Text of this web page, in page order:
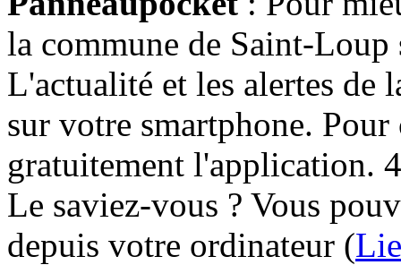
la commune de Saint-Loup
L'actualité et les alertes de
sur votre smartphone.
gratuitement l'application.
Le saviez-vous ? Vous
depuis votre ordinateur (